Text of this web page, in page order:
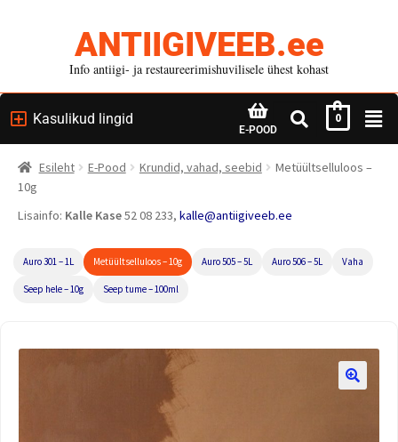
ANTIIGIVEEB.ee
Info antiigi- ja restaureerimishuvilisele ühest kohast
Kasulikud lingid
E-POOD
0
Esileht E-Pood Krundid, vahad, seebid
Metüültselluloos –
10g
Lisainfo: Kalle Kase52 08 233, kalle@antiigiveeb.ee
Auro 301 – 1L Metüültselluloos – 10g Auro 505 – 5L Auro 506 – 5L Vaha
Seep hele – 10g Seep tume – 100ml